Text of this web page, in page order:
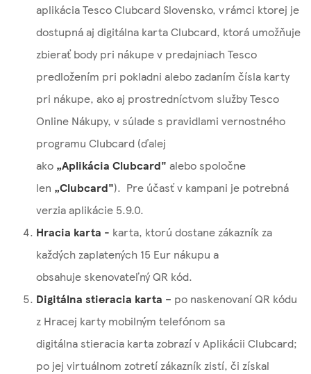
aplikácia Tesco Clubcard Slovensko, v rámci ktorej je
dostupná aj digitálna karta Clubcard, ktorá umožňuje
zbierať body pri nákupe v predajniach Tesco
predložením pri pokladni alebo zadaním čísla karty
pri nákupe, ako aj prostredníctvom služby Tesco
Online Nákupy, v súlade s pravidlami vernostného
programu Clubcard (ďalej
ako „Aplikácia Clubcard" alebo spoločne
len „Clubcard"). Pre účasť v kampani je potrebná
verzia aplikácie 5.9.0.
Hracia karta - karta, ktorú dostane zákazník za
každých zaplatených 15 Eur nákupu a
obsahuje skenovateľný QR kód.
Digitálna stieracia karta – po naskenovaní QR kódu
z Hracej karty mobilným telefónom sa
digitálna stieracia karta zobrazí v Aplikácii Clubcard;
po jej virtuálnom zotretí zákazník zistí, či získal